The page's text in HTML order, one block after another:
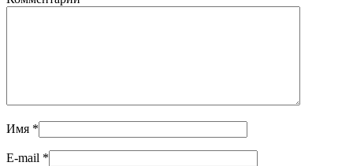
Имя *
E-mail *